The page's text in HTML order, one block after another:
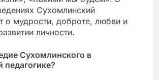
Сухомлинский
о мудрости, доброте, любви и
личности.
Сухомлинского в